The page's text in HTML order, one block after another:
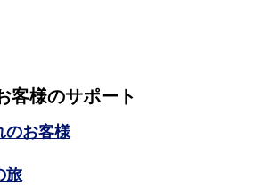
客様のサポート
のお客様
旅